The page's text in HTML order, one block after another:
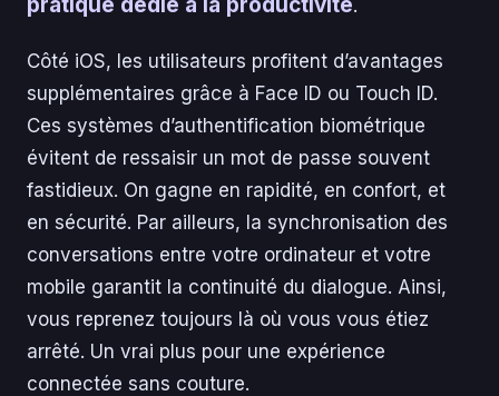
.
Côté iOS, les utilisateurs profitent d’avantages
supplémentaires grâce à Face ID ou Touch ID.
Ces systèmes d’authentification biométrique
évitent de ressaisir un mot de passe souvent
fastidieux. On gagne en rapidité, en confort, et
en sécurité. Par ailleurs, la synchronisation des
conversations entre votre ordinateur et votre
mobile garantit la continuité du dialogue. Ainsi,
vous reprenez toujours là où vous vous étiez
arrêté. Un vrai plus pour une expérience
connectée sans couture.